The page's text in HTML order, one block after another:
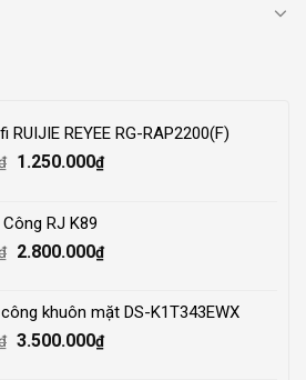
RUIJIE REYEE RG-RAP2200(F)
Original
1.500.000₫.
1.250.000₫Current
RJ K89
Original
3.500.000₫.
2.800.000₫Current
2.800.000₫.
khuôn mặt DS-K1T343EWX
Original
3.500.000₫Current